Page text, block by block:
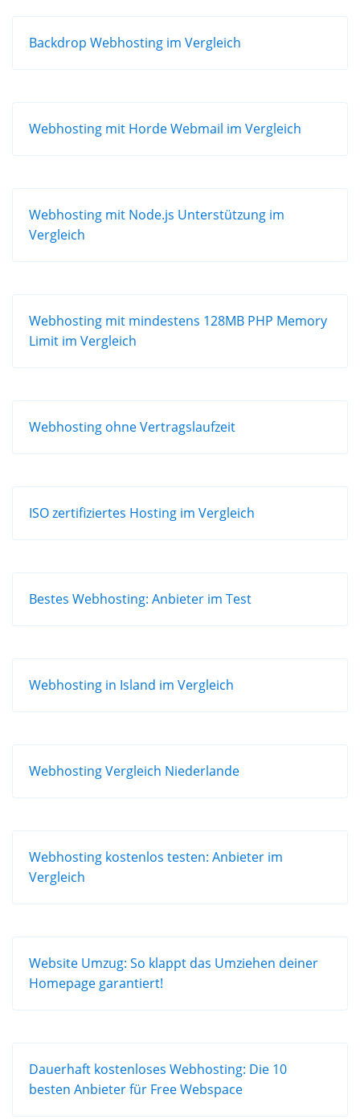
Backdrop Webhosting im Vergleich
Webhosting mit Horde Webmail im Vergleich
Webhosting mit Node.js Unterstützung im
Vergleich
Webhosting mit mindestens 128MB PHP Memory
Limit im Vergleich
Webhosting ohne Vertragslaufzeit
ISO zertifiziertes Hosting im Vergleich
Bestes Webhosting: Anbieter im Test
Webhosting in Island im Vergleich
Webhosting Vergleich Niederlande
Webhosting kostenlos testen: Anbieter im
Vergleich
Website Umzug: So klappt das Umziehen deiner
Homepage garantiert!
Dauerhaft kostenloses Webhosting: Die 10
besten Anbieter für Free Webspace